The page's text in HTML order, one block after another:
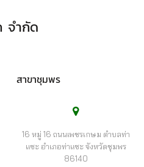
จำกัด
สาขาชุมพร
16 หมู่ 16 ถนนเพชรเกษม ตำบลท่า
แซะ อำเภอท่าแซะ จังหวัดชุมพร
86140